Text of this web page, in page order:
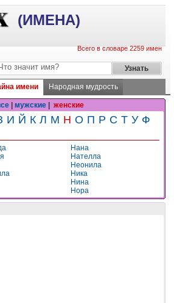
(ИМЕНА)
Всего в словаре 2259 имен
имени Народная мудрость
мужские женские
И Й К Л М Н О П Р С Т У Ф
Нана
Нателла
Неонила
Ника
Нина
Нора